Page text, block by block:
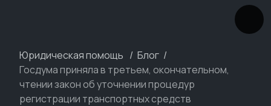
Юридическая помощь
Блог
Госдума приняла в третьем, окончательном,
чтении закон об уточнении процедур
регистрации транспортных средств